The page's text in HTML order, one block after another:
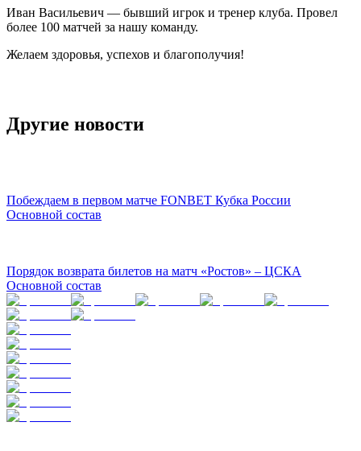
Иван Васильевич — бывший игрок и тренер клуба. Провел
более 100 матчей за нашу команду.
Желаем здоровья, успехов и благополучия!
Другие новости
Побеждаем в первом матче FONBET Кубка России
Основной состав
Порядок возврата билетов на матч «Ростов» – ЦСКА
Основной состав